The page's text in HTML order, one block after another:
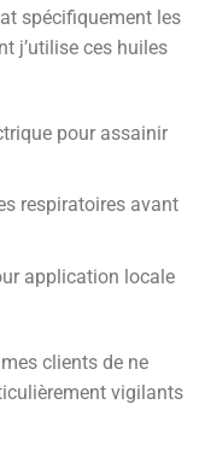
spécifiquement les
j’utilise ces huiles
pour assainir
respiratoires avant
application locale
clients de ne
vigilants